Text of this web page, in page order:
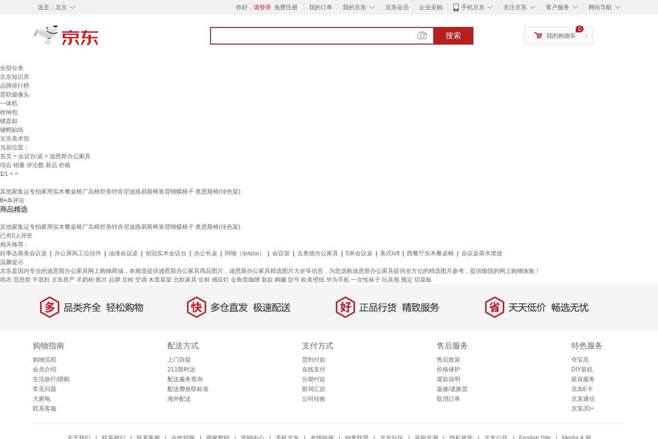
◇
送至： 北京 你好， 请登录 免费注册 我的订单 ◇
我的京东 京东会员 企业采购 ◇
手机京东 ◇
关注京东 ◇
客户服务 ◇
网站导航
搜索 >
0
我的购物车
全部分类
京东知识库
品牌排行榜
普联摄像头
一体机
收纳包
键盘贴
键帽贴纸
京东美术馆
当前位置：
首页 > 会议台/桌 > 迪恩斯办公家具
综合 销量 评论数 新品 价格
1/1 < >
其他家集运专拍家用实木餐桌椅广岛椅舒美特肯尼迪路易斯椅靠背蝴蝶椅子 奥恩斯椅(绿色架)
0+条评论
商品精选
其他家集运专拍家用实木餐桌椅广岛椅舒美特肯尼迪路易斯椅靠背蝴蝶椅子 奥恩斯椅(绿色架)
已有0人评价
相关推荐：
好事达易美会议桌
办公屏风工位挂件 油漆会议桌 创冠实木会议台 办公长桌 阿啪（ipapai） 会议室 古奥德办公家具 5米会议桌 美式loft 西餐厅实木餐桌椅
会议桌茶水摆放
温馨提示
京东是国内专业的迪恩斯办公家具网上购物商城，本频道提供迪恩斯办公家具商品图片，迪恩斯办公家具精选图片大全等信息，为您选购迪恩斯办公家具提供全方位的精选图片参考，提供愉悦的网上购物体验！
雨衣 范思哲 平底鞋 京东房产 羊奶粉 图片 品牌 京粉 空调 木质菜架 北欧家具 生鲜 感应灯 去角质咖喱 新款 网赚 型号 欧美壁纸 华为手机 一次性袜子 玩具熊 预定 切菜板
多 品类齐全，轻松购物 快 多仓直发，极速配送 好 正品行货，精致服务 省 天天低价，畅选无忧
购物指南
购物流程
会员介绍
生活旅行/团购
常见问题
大家电
联系客服
配送方式
上门自提
211限时达
配送服务查询
配送费收取标准
海外配送
支付方式
货到付款
在线支付
分期付款
邮局汇款
公司转账
售后服务
售后政策
价格保护
退款说明
返修/退换货
取消订单
特色服务
夺宝岛
DIY装机
延保服务
京东E卡
京东通信
京东JD+